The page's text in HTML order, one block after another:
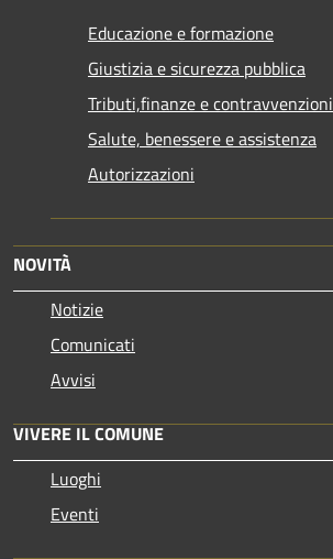
Educazione e formazione
Giustizia e sicurezza pubblica
Tributi,finanze e contravvenzioni
Salute, benessere e assistenza
Autorizzazioni
NOVITÀ
Notizie
Comunicati
Avvisi
VIVERE IL COMUNE
Luoghi
Eventi